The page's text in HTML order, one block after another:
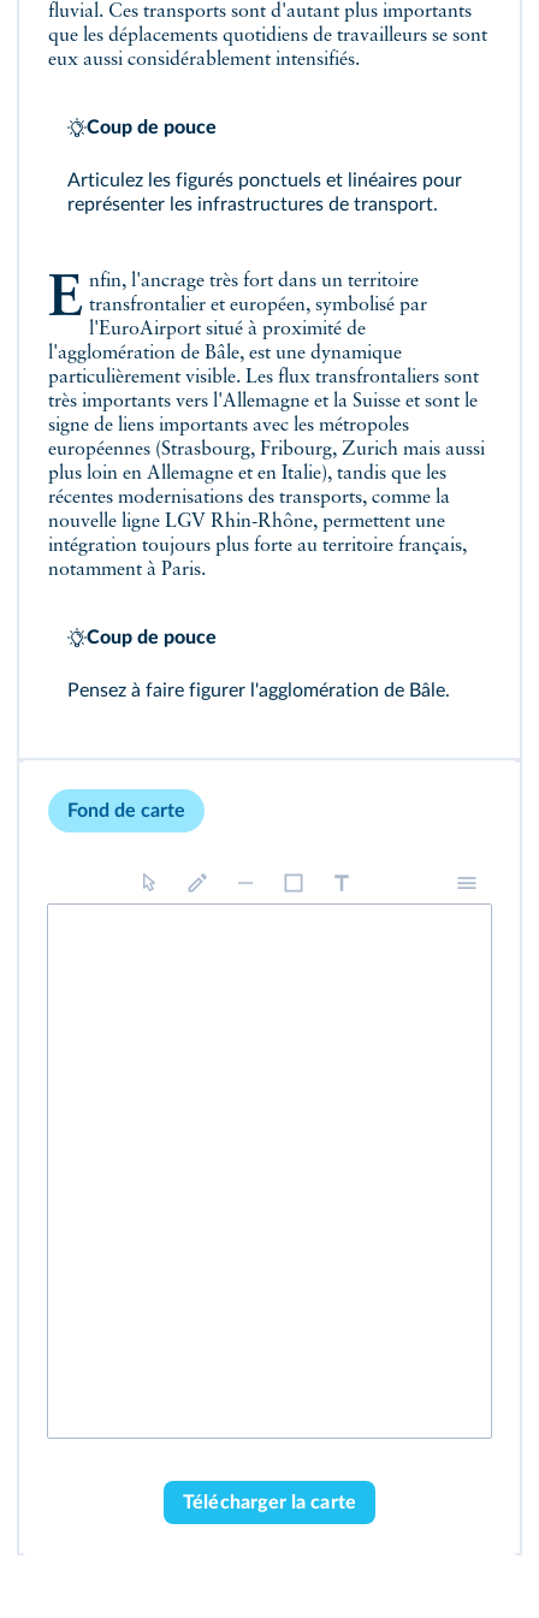
fluvial. Ces transports sont d'autant plus importants
que les déplacements quotidiens de travailleurs se sont
eux aussi considérablement intensifiés.
Coup de pouce
Articulez les figurés ponctuels et linéaires pour
représenter les infrastructures de transport.
Enfin, l'ancrage très fort dans un territoire transfrontalier et européen, symbolisé par
l'EuroAirport situé à proximité de
l'agglomération de Bâle, est une dynamique
particulièrement visible. Les flux transfrontaliers sont
très importants vers l'Allemagne et la Suisse et sont le
signe de liens importants avec les métropoles
européennes (Strasbourg, Fribourg, Zurich mais aussi
plus loin en Allemagne et en Italie), tandis que les
récentes modernisations des transports, comme la
nouvelle ligne LGV Rhin-Rhône, permettent une
intégration toujours plus forte au territoire français,
notamment à Paris.
Coup de pouce
Pensez à faire figurer l'agglomération de Bâle.
Fond de carte
Télécharger la carte